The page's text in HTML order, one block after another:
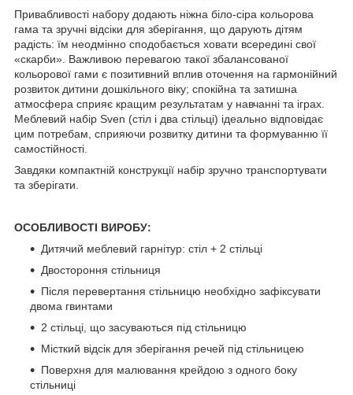
Привабливості набору додають ніжна біло-сіра кольорова
гама та зручні відсіки для зберігання, що дарують дітям
радість: їм неодмінно сподобається ховати всередині свої
«скарби». Важливою перевагою такої збалансованої
кольорової гами є позитивний вплив оточення на гармонійний
розвиток дитини дошкільного віку; спокійна та затишна
атмосфера сприяє кращим результатам у навчанні та іграх.
Меблевий набір Sven (стіл і два стільці) ідеально відповідає
цим потребам, сприяючи розвитку дитини та формуванню її
самостійності.
Завдяки компактній конструкції набір зручно транспортувати
та зберігати.
ОСОБЛИВОСТІ ВИРОБУ:
Дитячий меблевий гарнітур: стіл + 2 стільці
Двостороння стільниця
Після перевертання стільницю необхідно зафіксувати
двома гвинтами
2 стільці, що засуваються під стільницю
Місткий відсік для зберігання речей під стільницею
Поверхня для малювання крейдою з одного боку
стільниці